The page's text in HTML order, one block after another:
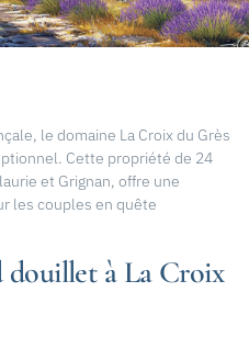
le domaine La Croix du Grès
Cette propriété de 24
et Grignan, offre une
les couples en quête
douillet à La Croix